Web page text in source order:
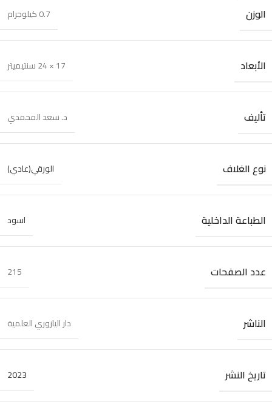
الوزن 0.7 كيلوجرام
الأبعاد 17 × 24 سنتيميتر
تأليف د. سعد المحمدي
نوع الغلاف الورقي(عادي)
الطباعة الداخلية اسود
عدد الصفحات 215
الناشر دار اليازوري العلمية
تاريخ النشر 2023